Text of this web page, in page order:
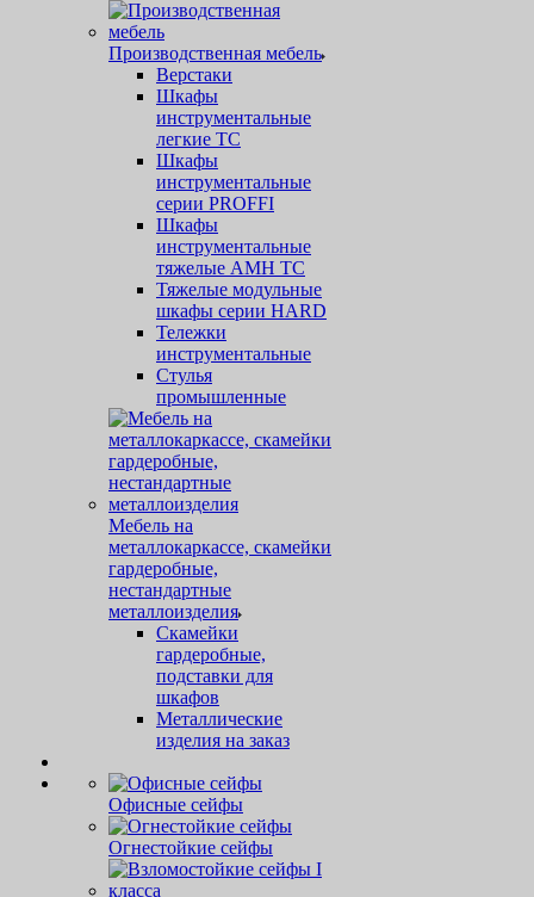
Производственная мебель
Верстаки
Шкафы
инструментальные
легкие ТС
Шкафы
инструментальные
серии PROFFI
Шкафы
инструментальные
тяжелые AMH TC
Тяжелые модульные
шкафы серии HARD
Тележки
инструментальные
Стулья
промышленные
Мебель на
металлокаркассе, скамейки
гардеробные,
нестандартные
металлоизделия
Скамейки
гардеробные,
подставки для
шкафов
Металлические
изделия на заказ
Офисные сейфы
Огнестойкие сейфы